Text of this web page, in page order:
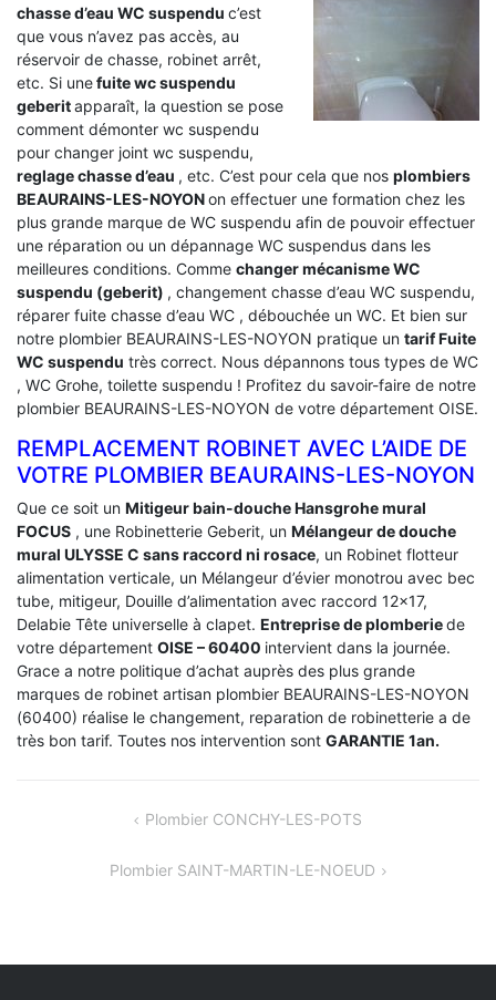
chasse d’eau WC suspendu c’est
que vous n’avez pas accès, au
réservoir de chasse, robinet arrêt,
etc. Si unefuite wc suspendu
geberitapparaît, la question se pose
comment démonter wc suspendu
pour changer joint wc suspendu,
reglage chasse d’eau , etc. C’est pour cela que nos plombiers
BEAURAINS-LES-NOYONon effectuer une formation chez les
plus grande marque de WC suspendu afin de pouvoir effectuer
une réparation ou un dépannage WC suspendus dans les
meilleures conditions. Comme changer mécanisme WC
suspendu (geberit) , changement chasse d’eau WC suspendu,
réparer fuite chasse d’eau WC , débouchée un WC. Et bien sur
notre plombier BEAURAINS-LES-NOYON pratique un tarif Fuite
WC suspendu très correct. Nous dépannons tous types de WC
, WC Grohe, toilette suspendu ! Profitez du savoir-faire de notre
plombier BEAURAINS-LES-NOYON de votre département OISE.
REMPLACEMENT ROBINET AVEC L’AIDE DE
VOTRE PLOMBIER BEAURAINS-LES-NOYON
Que ce soit un Mitigeur bain-douche Hansgrohe mural
FOCUS , une Robinetterie Geberit, un Mélangeur de douche
mural ULYSSE C sans raccord ni rosace, un Robinet flotteur
alimentation verticale, un Mélangeur d’évier monotrou avec bec
tube, mitigeur, Douille d’alimentation avec raccord 12×17,
Delabie Tête universelle à clapet. Entreprise de plomberiede
votre département OISE – 60400 intervient dans la journée.
Grace a notre politique d’achat auprès des plus grande
marques de robinet artisan plombier BEAURAINS-LES-NOYON
(60400) réalise le changement, reparation de robinetterie a de
très bon tarif. Toutes nos intervention sont GARANTIE 1an.
NAVIGATION
L’ARTICLE
Plombier CONCHY-LES-POTS
Plombier SAINT-MARTIN-LE-NOEUD